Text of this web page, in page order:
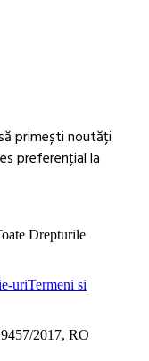
primești noutăți
preferențial la
Drepturile
uriTermeni si
2017, RO